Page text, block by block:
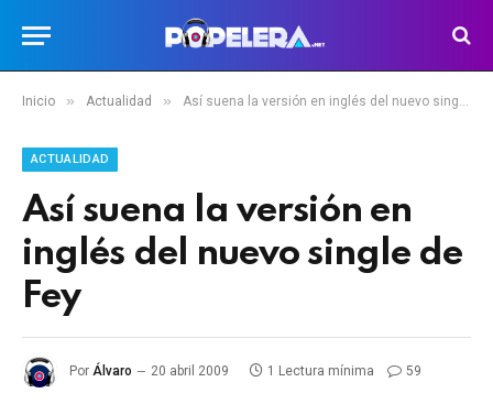
Inicio » Actualidad » Así suena la versión en inglés del nuevo single de Fey
ACTUALIDAD
Así suena la versión en
inglés del nuevo single de
Fey
Por Álvaro 20 abril 2009 1 Lectura mínima 59